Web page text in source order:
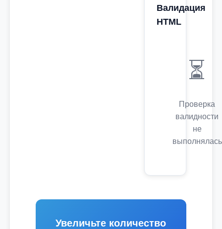
Валидация
HTML
⏳
Проверка
валидности
не
выполнялась
Увеличьте количество